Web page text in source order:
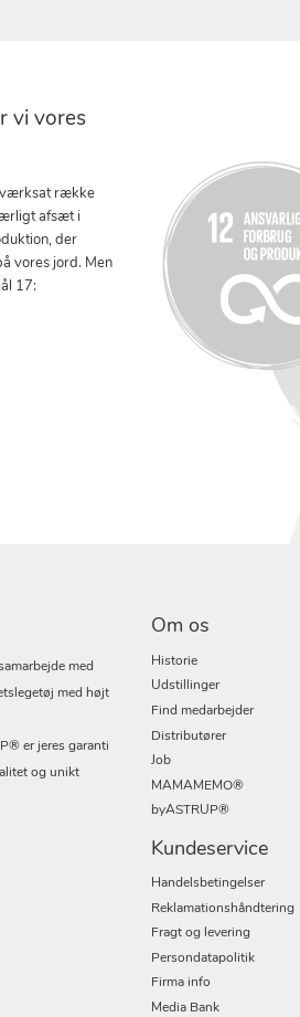
vi vores
iværksat række
afsæt i
der
vores jord. Men
17:
med
med højt
er jeres garanti
og unikt
Om os
Historie
Udstillinger
Find medarbejder
Distributører
Job
MAMAMEMO®
byASTRUP®
Kundeservice
Handelsbetingelser
Reklamationshåndtering
Fragt og levering
Persondatapolitik
Firma info
Media Bank